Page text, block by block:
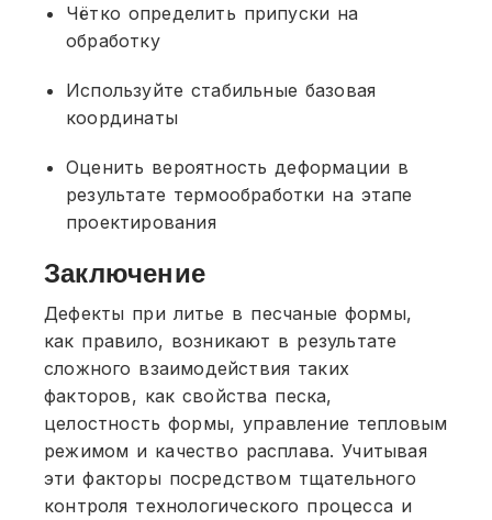
Чётко определить припуски на
обработку
Используйте стабильные базовая
координаты
Оценить вероятность деформации в
результате термообработки на этапе
проектирования
Заключение
Дефекты при литье в песчаные формы,
как правило, возникают в результате
сложного взаимодействия таких
факторов, как свойства песка,
целостность формы, управление тепловым
режимом и качество расплава. Учитывая
эти факторы посредством тщательного
контроля технологического процесса и